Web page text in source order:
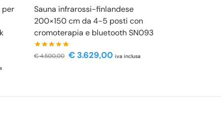
per
Sauna infrarossi-finlandese
200×150 cm da 4-5 posti con
cromoterapia e bluetooth SN093
€4.500,00 € 3.629,00 iva inclusa